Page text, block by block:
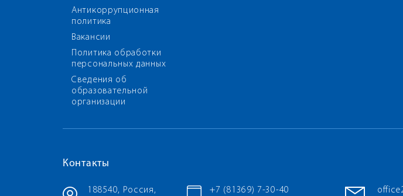
Антикоррупционная
политика
Вакансии
Политика обработки
персональных данных
Сведения об
образовательной
организации
Контакты
188540, Россия, +7 (81369) 7-30-40